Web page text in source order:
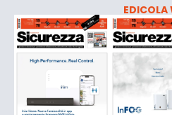
EDICOLA